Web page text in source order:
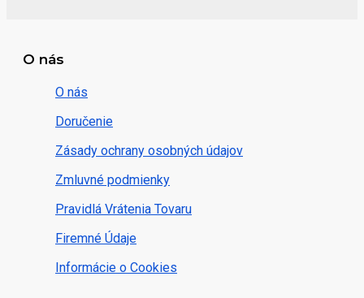
O nás
O nás
Doručenie
Zásady ochrany osobných údajov
Zmluvné podmienky
Pravidlá Vrátenia Tovaru
Firemné Údaje
Informácie o Cookies